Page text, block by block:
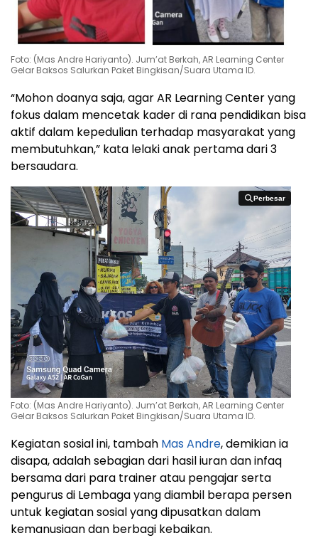
Foto: (Mas Andre Hariyanto). Jum’at Berkah, AR Learning Center
Gelar Baksos Salurkan Paket Bingkisan/Suara Utama ID.
“Mohon doanya saja, agar AR Learning Center yang
fokus dalam mencetak kader di rana pendidikan bisa
aktif dalam kepedulian terhadap masyarakat yang
membutuhkan,” kata lelaki anak pertama dari 3
bersaudara.
Perbesar
Perbesar
Foto: (Mas Andre Hariyanto). Jum’at Berkah, AR Learning Center
Gelar Baksos Salurkan Paket Bingkisan/Suara Utama ID.
Kegiatan sosial ini, tambah Mas Andre, demikian ia
disapa, adalah sebagian dari hasil iuran dan infaq
bersama dari para trainer atau pengajar serta
pengurus di Lembaga yang diambil berapa persen
untuk kegiatan sosial yang dipusatkan dalam
kemanusiaan dan berbagi kebaikan.